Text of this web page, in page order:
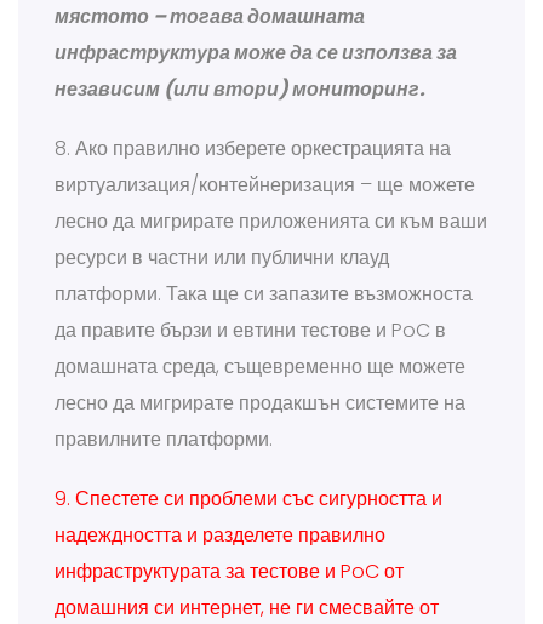
мястото – тогава домашната
инфраструктура може да се използва за
независим (или втори) мониторинг.
8. Ако правилно изберете оркестрацията на
виртуализация/контейнеризация – ще можете
лесно да мигрирате приложенията си към ваши
ресурси в частни или публични клауд
платформи. Така ще си запазите възможноста
да правите бързи и евтини тестове и PoC в
домашната среда, същевременно ще можете
лесно да мигрирате продакшън системите на
правилните платформи.
9. Спестете си проблеми със сигурността и
надеждността и разделете правилно
инфраструктурата за тестове и PoC от
домашния си интернет, не ги смесвайте от